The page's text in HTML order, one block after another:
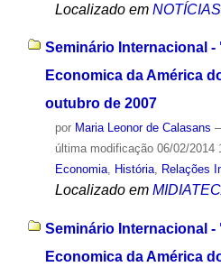
Localizado em NOTÍCIAS
Seminário Internacional
Economica da América
outubro de 2007
por Maria Leonor de Calasans
última modificação06/02/2014
Economia, História, Relações
Localizado em
Seminário Internacional
Economica da América